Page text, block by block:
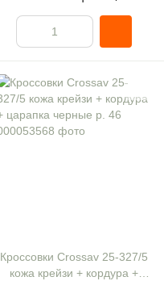
Кроссовки Crossav 25-327/5
кожа крейзи + кордура +